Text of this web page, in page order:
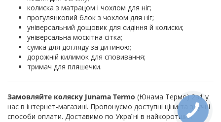
колиска з матрацом і чохлом для ніг;
прогулянковий блок з чохлом для ніг;
універсальний дощовик для сидіння й колиски;
універсальна москітна сітка;
сумка для догляду за дитиною;
дорожній килимок для сповивання;
тримач для пляшечки.
Замовляйте коляску Junama Termo (Юнама Термо) 2в1 у
нас в інтернет-магазині. Пропонуємо доступні ціни та зручні
способи оплати. Доставимо по Україні в найкоротший